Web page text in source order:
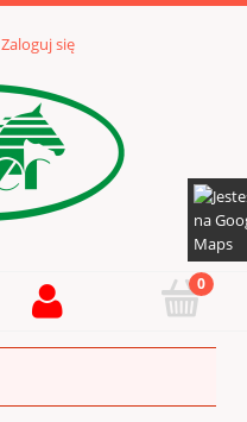
Zaloguj się